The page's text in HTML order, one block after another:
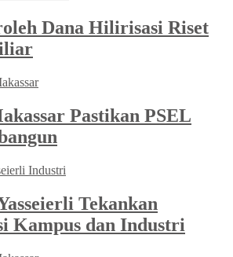
Dana Hilirisasi Riset
Pastikan PSEL
Tekankan
Kampus dan Industri